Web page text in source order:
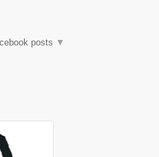
posts ▼